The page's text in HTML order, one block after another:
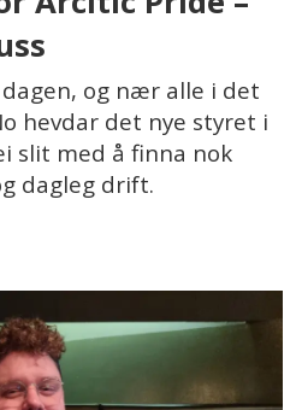
og nær alle i det
hevdar det nye styret i
slit med å finna nok
dagleg drift.